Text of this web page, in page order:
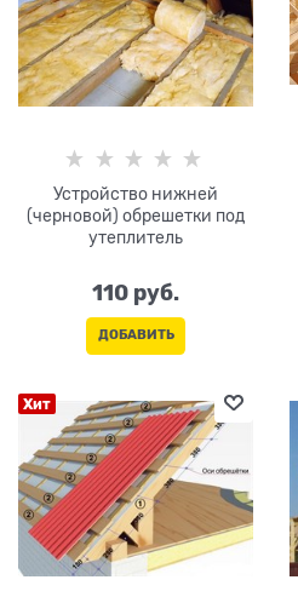
Устройство нижней
(черновой) обрешетки под
утеплитель
110 руб.
ДОБАВИТЬ
Хит